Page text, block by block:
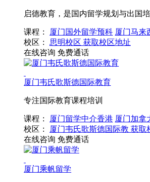
启德教育，是国内留学规划与出国
课程： 厦门国外留学预科 厦门马来
校区：
思明校区 获取校区地址
在线咨询 免费通话
厦门韦氏歌斯德国际教育
专注国际教育课程培训
课程： 厦门留学中介香港 厦门加拿
校区：
厦门韦氏歌斯德国际教 获取
在线咨询 免费通话
厦门乘帆留学